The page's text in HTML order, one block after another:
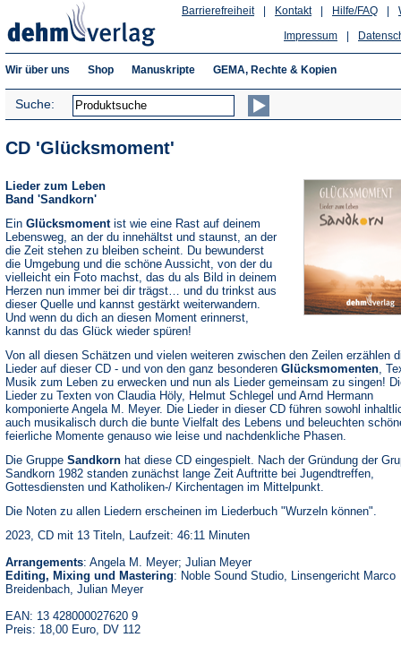
Hilfe/FAQ
Kontakt
Barrierefreiheit
Impressum
Wir über uns Shop Manuskripte GEMA, Rechte & Kopien
Suche:
CD 'Glücksmoment'
Lieder zum Leben
Band 'Sandkorn'
Ein Glücksmomentist wie eine Rast auf deinem
Lebensweg, an der du innehältst und staunst, an der
die Zeit stehen zu bleiben scheint. Du bewunderst
die Umgebung und die schöne Aussicht, von der du
vielleicht ein Foto machst, das du als Bild in deinem
Herzen nun immer bei dir trägst… und du trinkst aus
dieser Quelle und kannst gestärkt weiterwandern.
Und wenn du dich an diesen Moment erinnerst,
kannst du das Glück wieder spüren!
Von all diesen Schätzen und vielen weiteren zwischen den Zeilen erzählen
Lieder auf dieser CD - und von den ganz besonderen Glücksmomenten,
Musik zum Leben zu erwecken und nun als Lieder gemeinsam zu singen!
Lieder zu Texten von Claudia Höly, Helmut Schlegel und Arnd Hermann
komponierte Angela M. Meyer. Die Lieder in dieser CD führen sowohl
auch musikalisch durch die bunte Vielfalt des Lebens und beleuchten
feierliche Momente genauso wie leise und nachdenkliche Phasen.
Die Gruppe Sandkorn hat diese CD eingespielt. Nach der Gründung der
Sandkorn 1982 standen zunächst lange Zeit Auftritte bei Jugendtreffen,
Gottesdiensten und Katholiken-/ Kirchentagen im Mittelpunkt.
Die Noten zu allen Liedern erscheinen im Liederbuch "Wurzeln können".
2023, CD mit 13 Titeln, Laufzeit: 46:11 Minuten
Arrangements: Angela M. Meyer; Julian Meyer
Editing, Mixing und Mastering: Noble Sound Studio, Linsengericht Marco
Breidenbach, Julian Meyer
EAN: 13 428000027620 9
Preis: 18,00 Euro, DV 112